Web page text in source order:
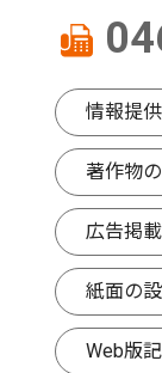
情報提
著作物
広告掲
紙面の
Web版